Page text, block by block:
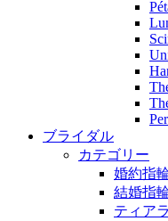
ブライダル
カテゴリー
婚約指
結婚指
ティア